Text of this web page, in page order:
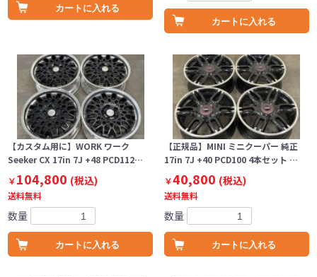
カートに入れる
カートに入れる
【カスタム用に】WORK ワーク
Seeker CX 17in 7J +48 PCD112…
￥104,800 (税込)
送料無料
数量
カートに入れる
【正規品】MINI ミニクーパー 純正
17in 7J +40 PCD100 4本セット …
￥40,800 (税込)
送料無料
数量
カートに入れる